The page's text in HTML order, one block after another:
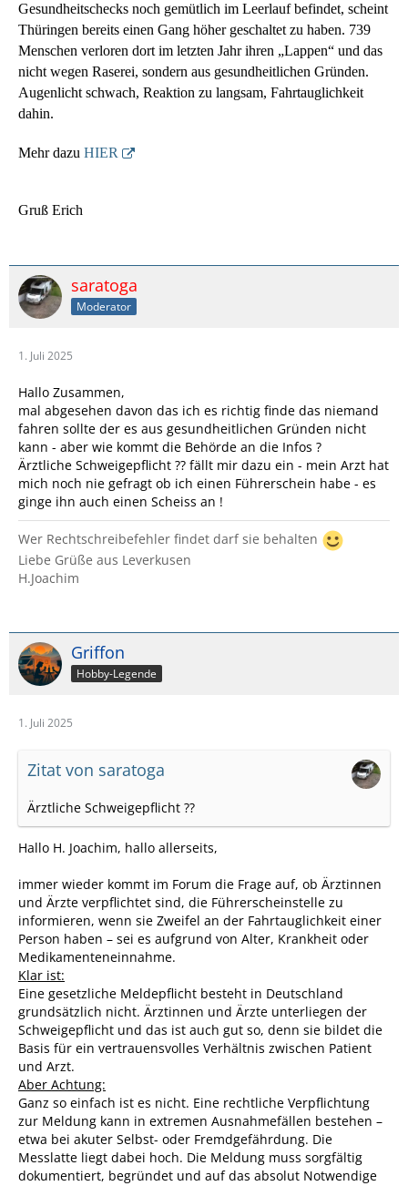
Gesundheitschecks noch gemütlich im Leerlauf befindet, scheint
Thüringen bereits einen Gang höher geschaltet zu haben. 739
Menschen verloren dort im letzten Jahr ihren „Lappen“ und das
nicht wegen Raserei, sondern aus gesundheitlichen Gründen.
Augenlicht schwach, Reaktion zu langsam, Fahrtauglichkeit
dahin.
Mehr dazu HIER
Gruß Erich
saratoga
Moderator
1. Juli 2025
Hallo Zusammen,
mal abgesehen davon das ich es richtig finde das niemand
fahren sollte der es aus gesundheitlichen Gründen nicht
kann - aber wie kommt die Behörde an die Infos ?
Ärztliche Schweigepflicht ?? fällt mir dazu ein - mein Arzt hat
mich noch nie gefragt ob ich einen Führerschein habe - es
ginge ihn auch einen Scheiss an !
Wer Rechtschreibefehler findet darf sie behalten
Liebe Grüße aus Leverkusen
H.Joachim
Griffon
Hobby-Legende
1. Juli 2025
Zitat von saratoga
Ärztliche Schweigepflicht ??
Hallo H. Joachim, hallo allerseits,
immer wieder kommt im Forum die Frage auf, ob Ärztinnen
und Ärzte verpflichtet sind, die Führerscheinstelle zu
informieren, wenn sie Zweifel an der Fahrtauglichkeit einer
Person haben – sei es aufgrund von Alter, Krankheit oder
Medikamenteneinnahme.
Klar ist:
Eine gesetzliche Meldepflicht besteht in Deutschland
grundsätzlich nicht. Ärztinnen und Ärzte unterliegen der
Schweigepflicht und das ist auch gut so, denn sie bildet die
Basis für ein vertrauensvolles Verhältnis zwischen Patient
und Arzt.
Aber Achtung:
Ganz so einfach ist es nicht. Eine rechtliche Verpflichtung
zur Meldung kann in extremen Ausnahmefällen bestehen –
etwa bei akuter Selbst- oder Fremdgefährdung. Die
Messlatte liegt dabei hoch. Die Meldung muss sorgfältig
dokumentiert, begründet und auf das absolut Notwendige